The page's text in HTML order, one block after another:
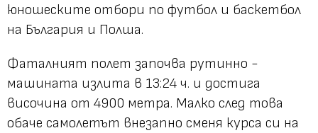
юношеските отбори по футбол и баскетбол
на България и Полша.
Фаталният полет започва рутинно -
машината излита в 13:24 ч. и достига
височина от 4900 метра. Малко след това
обаче самолетът внезапно сменя курса си на